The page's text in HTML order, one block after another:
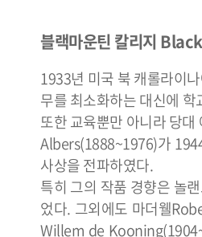
블랙마운틴 칼리지
1933년 미국 북 캐롤라이
무를 최소화하는 대신에
또한 교육뿐만 아니라 당
Albers(1888~1976)가
사상을 전파하였다.
특히 그의 작품 경향은 놀
었다. 그외에도 마더웰
Willem de